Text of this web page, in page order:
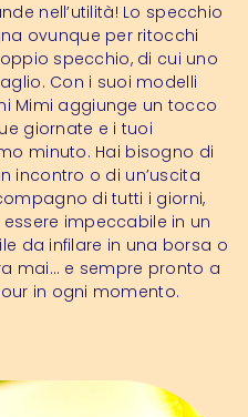
nell’utilità! Lo specchio
ovunque per ritocchi
specchio, di cui uno
Con i suoi modelli
Mimi aggiunge un tocco
giornate e i tuoi
minuto. Hai bisogno di
incontro o di un’uscita
di tutti i giorni,
impeccabile in un
da infilare in una borsa o
mai… e sempre pronto a
in ogni momento.